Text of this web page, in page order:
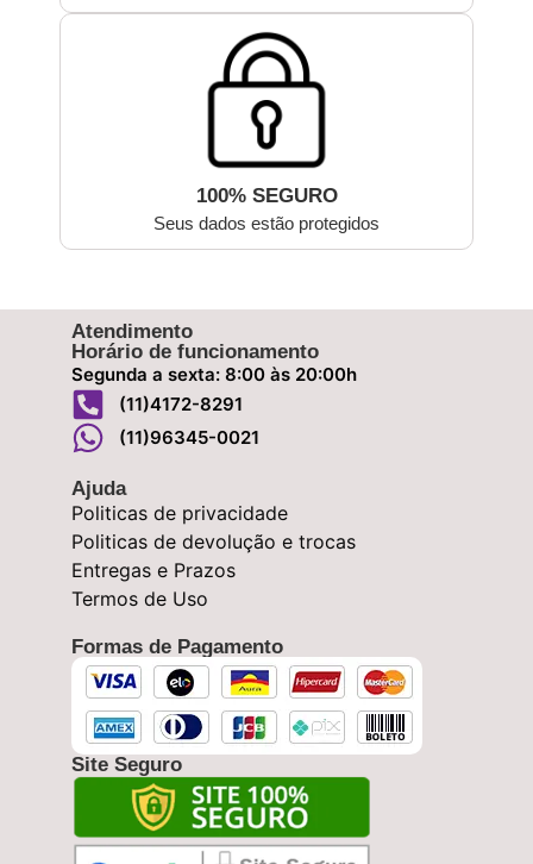
100% SEGURO
Seus dados estão protegidos
Atendimento
Horário de funcionamento
Segunda a sexta: 8:00 às 20:00h
(11)4172-8291
(11)96345-0021
Ajuda
Politicas de privacidade
Politicas de devolução e trocas
Entregas e Prazos
Termos de Uso
Formas de Pagamento
Site Seguro